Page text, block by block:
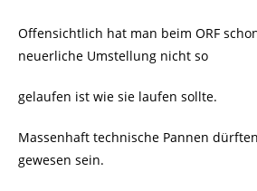
Offensichtlich hat man beim ORF
neuerliche Umstellung nicht so
gelaufen ist wie sie laufen sollte.
Massenhaft technische Pannen
gewesen sein.